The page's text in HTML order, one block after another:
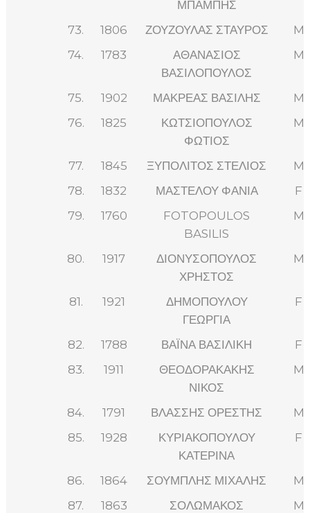
ΜΠΑΜΠΗΣ
73. 1806 ΖΟΥΖΟΥΛΑΣ ΣΤΑΥΡΟΣ
M
74.
1783
ΑΘΑΝΑΣΙΟΣ
ΒΑΣΙΛΟΠΟΥΛΟΣ
M
75. 1902 ΜΑΚΡΕΑΣ ΒΑΣΙΛΗΣ
M
76.
1825
ΚΩΤΣΙΟΠΟΥΛΟΣ
ΦΩΤΙΟΣ
M
77. 1845 ΞΥΠΟΛΙΤΟΣ ΣΤΕΛΙΟΣ
M
78.
1832 ΜΑΣΤΕΛΟΥ ΦΑΝΙΑ
F
79.
1760
FOTOPOULOS
BASILIS
M
80. 1917
ΔΙΟΝΥΣΟΠΟΥΛΟΣ
ΧΡΗΣΤΟΣ
M
81. 1921
ΔΗΜΟΠΟΥΛΟΥ
ΓΕΩΡΓΙΑ
F
82. 1788 ΒΑΪΝΑ ΒΑΣΙΛΙΚΗ
F
83.
1911
ΘΕΟΔΟΡΑΚΑΚΗΣ
ΝΙΚΟΣ
M
84. 1791 ΒΛΑΣΣΗΣ ΟΡΕΣΤΗΣ
M
85.
1928
ΚΥΡΙΑΚΟΠΟΥΛΟΥ
ΚΑΤΕΡΙΝΑ
F
86. 1864 ΣΟΥΜΠΛΗΣ ΜΙΧΑΛΗΣ
M
87.
1863
ΣΟΛΩΜΑΚΟΣ
M